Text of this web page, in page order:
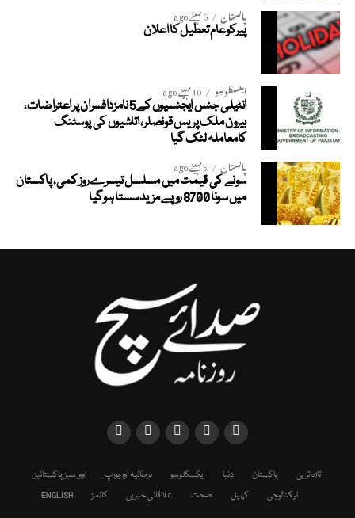
پاکستان 6 مہینے ago
پیرکوعام تعطیل کا اعلان
ایکسکلوسِو 10 مہینے ago
انٹیلی جنس ایجنسیوں کے5 نامزدافسران پر اعتراضات،
بیرون ملک پریس قونصلر، اتاشیوں کی پوسٹنگ
کامعاملہ لٹک گیا
پاکستان 5 مہینے ago
سونے کی قیمت میں مسلسل تیسرے روز کمی، پاکستان
میں سونا 8700 روپے مزید سستا ہوگیا
تازہ ترین پاکستان دنیا ایکسکلوسِو برطانیہ اور یورپ
اوورسیز پاکستانیز
ٹیکنالوجی
کھیل صحت علاقائی خبریں کالمز ENGLISH